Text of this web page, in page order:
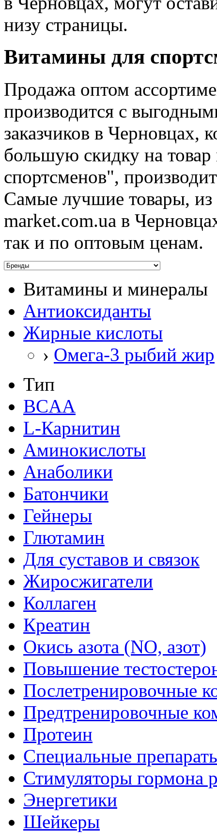
низу страницы.
Витамины для
Продажа оптом
производится с
заказчиков в Черновцах,
большую скидку на
спортсменов",
Самые лучшие товары, из
market.com.ua в
так и по оптовым ценам.
Витамины и минералы
Антиоксиданты
Жирные кислоты
› Омега-3 рыбий жир
Тип
BCAA
L-Карнитин
Аминокислоты
Анаболики
Батончики
Гейнеры
Глютамин
Для суставов и связок
Жиросжигатели
Коллаген
Креатин
Окись азота (NO, азот)
Повышение
Послетренировочные
Предтренировочные
Протеин
Специальные
Стимуляторы гормона
Энергетики
Шейкеры